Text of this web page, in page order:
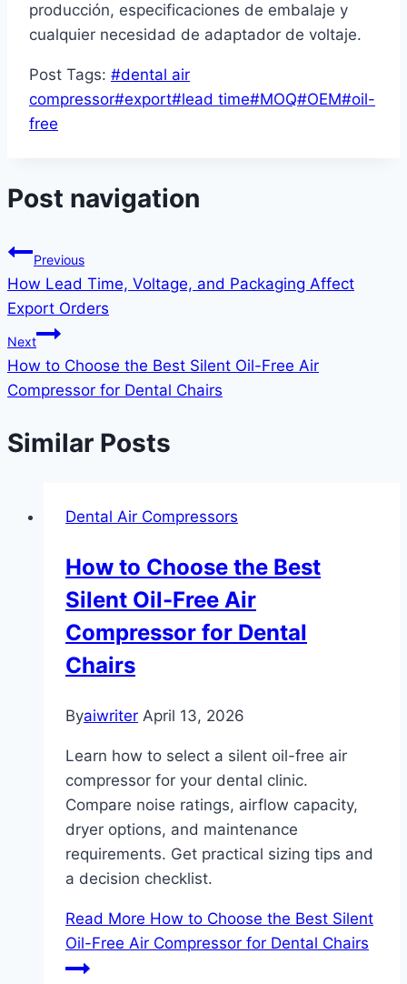
producción, especificaciones de embalaje y
cualquier necesidad de adaptador de voltaje.
Post Tags: #dental air
compressor#export#lead time#MOQ#OEM#oil-
free
Post navigation
Previous
How Lead Time, Voltage, and Packaging Affect
Export Orders
Next
How to Choose the Best Silent Oil-Free Air
Compressor for Dental Chairs
Similar Posts
Dental Air Compressors
How to Choose the Best
Silent Oil-Free Air
Compressor for Dental
Chairs
Byaiwriter April 13, 2026
Learn how to select a silent oil-free air
compressor for your dental clinic.
Compare noise ratings, airflow capacity,
dryer options, and maintenance
requirements. Get practical sizing tips and
a decision checklist.
Read More How to Choose the Best Silent
Oil-Free Air Compressor for Dental Chairs